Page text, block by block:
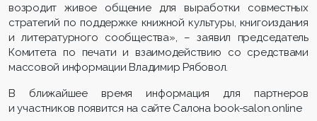
возродит живое общение для выработки совместных
стратегий по поддержке книжной культуры, книгоиздания
и литературного сообщества», – заявил председатель
Комитета по печати и взаимодействию со средствами
массовой информации Владимир Рябовол.
В ближайшее время информация для партнеров
и участников появится на сайте Салона book-salon.online